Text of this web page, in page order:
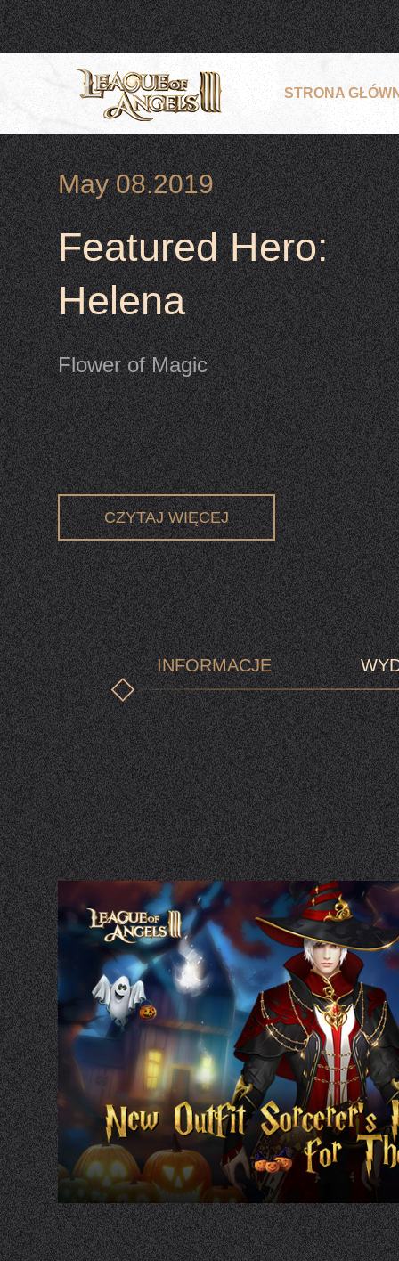
STRONA
May 08.2019
Featured Hero:
Helena
Flower of Magic
CZYTAJ WIĘCEJ
INFORMACJE